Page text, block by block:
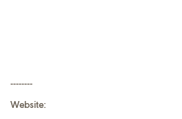
--------
Website: